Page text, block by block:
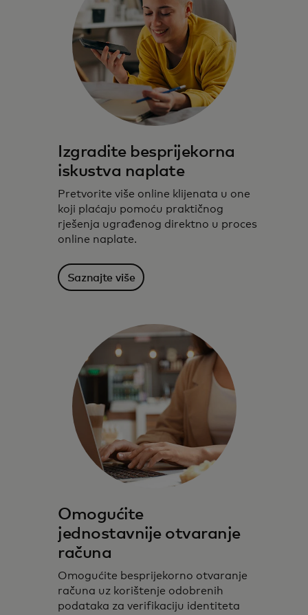
Izgradite besprijekorna
iskustva naplate
Pretvorite više online klijenata u one
koji plaćaju pomoću praktičnog
rješenja ugrađenog direktno u proces
online naplate.
Saznajte više
Omogućite
jednostavnije otvaranje
računa
Omogućite besprijekorno otvaranje
računa uz korištenje odobrenih
podataka za verifikaciju identiteta